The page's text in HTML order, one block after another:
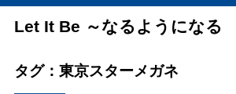
Let It Be ～なるようになる
タグ：東京スターメガネ